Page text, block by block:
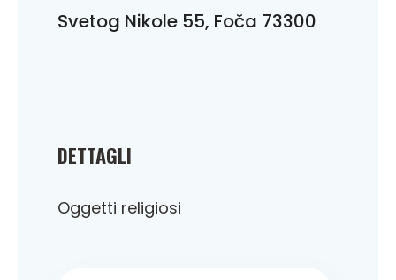
DETTAGLI
Oggetti religiosi
Svetog Nikole 55, Foča 73300